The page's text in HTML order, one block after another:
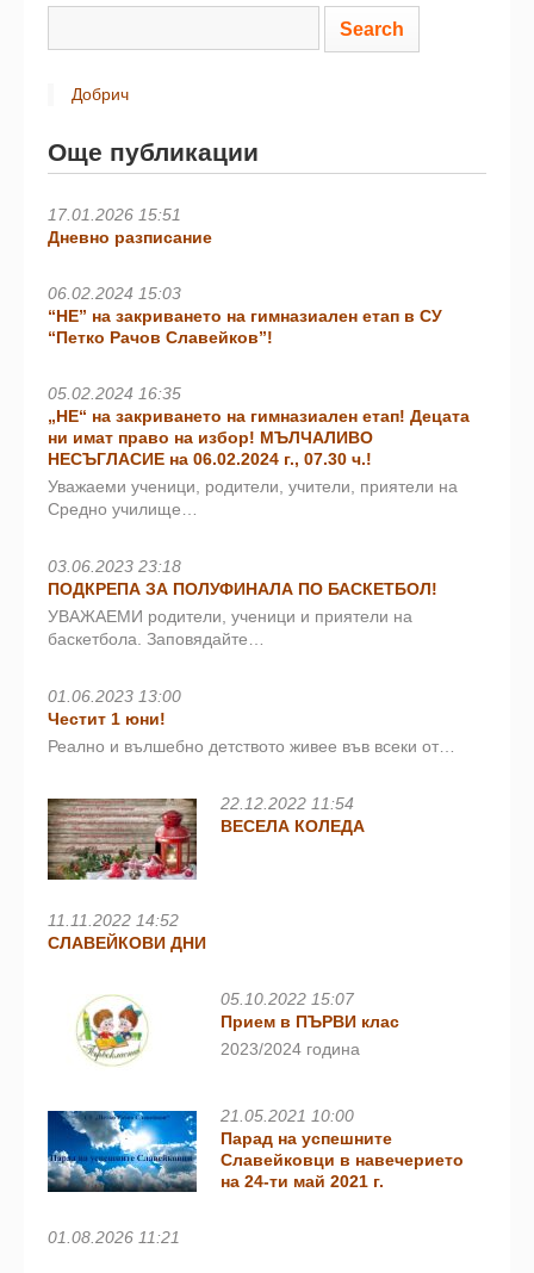
Добрич
Още публикации
17.01.2026 15:51
Дневно разписание
06.02.2024 15:03
“НЕ” на закриването на гимназиален етап в СУ
“Петко Рачов Славейков”!
05.02.2024 16:35
„НЕ“ на закриването на гимназиален етап! Децата
ни имат право на избор! МЪЛЧАЛИВО
НЕСЪГЛАСИЕ на 06.02.2024 г., 07.30 ч.!
Уважаеми ученици, родители, учители, приятели на
Средно училище…
03.06.2023 23:18
ПОДКРЕПА ЗА ПОЛУФИНАЛА ПО БАСКЕТБОЛ!
УВАЖАЕМИ родители, ученици и приятели на
баскетбола. Заповядайте…
01.06.2023 13:00
Честит 1 юни!
Реално и вълшебно детството живее във всеки от…
22.12.2022 11:54
ВЕСЕЛА КОЛЕДА
11.11.2022 14:52
СЛАВЕЙКОВИ ДНИ
05.10.2022 15:07
Прием в ПЪРВИ клас
2023/2024 година
21.05.2021 10:00
Парад на успешните
Славейковци в навечерието
на 24-ти май 2021 г.
01.08.2026 11:21